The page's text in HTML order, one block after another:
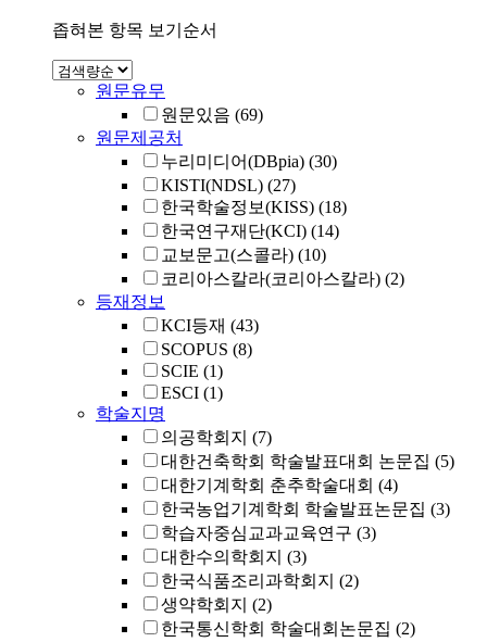
좁혀본 항목 보기순서
원문유무
원문있음 (69)
원문제공처
누리미디어(DBpia) (30)
KISTI(NDSL) (27)
한국학술정보(KISS) (18)
한국연구재단(KCI) (14)
교보문고(스콜라) (10)
코리아스칼라(코리아스칼라) (2)
등재정보
KCI등재 (43)
SCOPUS (8)
SCIE (1)
ESCI (1)
학술지명
의공학회지 (7)
대한건축학회 학술발표대회 논문집 (5)
대한기계학회 춘추학술대회 (4)
한국농업기계학회 학술발표논문집 (3)
학습자중심교과교육연구 (3)
대한수의학회지 (3)
한국식품조리과학회지 (2)
생약학회지 (2)
한국통신학회 학술대회논문집 (2)